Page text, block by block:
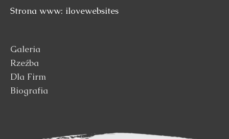
Strona www: ilovewebsites
Galeria
Rzeźba
Dla Firm
Biografia